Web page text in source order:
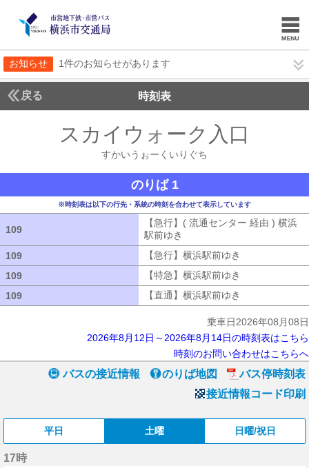
お知らせ 1件のお知らせがあります
戻る 時刻表
スカイウォーク入口
すかいうぉーくいりぐち
のりば 1
※時刻表は以下の行先・系統の時刻を合わせて表示しています
109
【急行】( 流通センター 経由 ) 横浜
駅前ゆき
109
【急行】横浜駅前ゆき
109
【特急】横浜駅前ゆき
109
【直通】横浜駅前ゆき
乗車日2026年08月08日
2026年8月12日～2026年8月14日の時刻表はこちら
時刻のお問い合わせはこちらへ
バスの接近情報 のりば地図
バス停時刻表
接近情報コード印刷
平日 土曜 日曜/祝日
17時